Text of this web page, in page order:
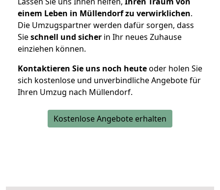
einem Leben in Müllendorf zu verwirklichen.
Die Umzugspartner werden dafür sorgen, dass
Sieschnell und sicher in Ihr neues Zuhause
einziehen können.
Kontaktieren Sie uns noch heuteoder holen Sie
sich kostenlose und unverbindliche Angebote für
Ihren Umzug nach Müllendorf.
Kostenlose Angebote erhalten